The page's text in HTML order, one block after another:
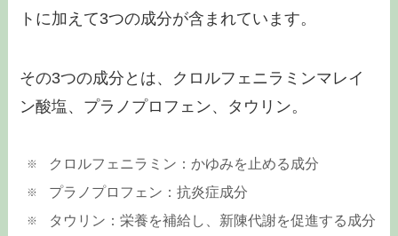
トに加えて3つの成分が含まれています。
その3つの成分とは、クロルフェニラミンマレイ
ン酸塩、プラノプロフェン、タウリン。
クロルフェニラミン：かゆみを止める成分
プラノプロフェン：抗炎症成分
タウリン：栄養を補給し、新陳代謝を促進する成分